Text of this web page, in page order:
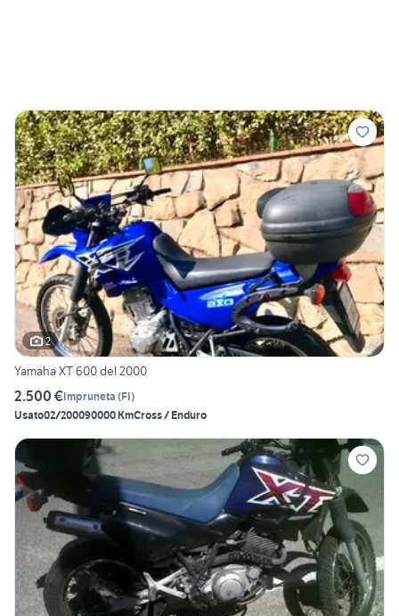
2
Yamaha XT 600 del 2000
2.500 €Impruneta (FI)
Usato02/200090000 KmCross / Enduro